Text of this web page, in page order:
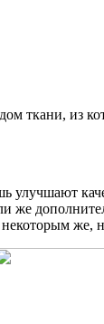
ткани, из